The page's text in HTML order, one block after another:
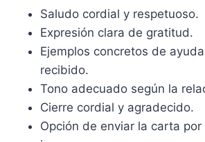
Saludo cordial y respetuoso.
Expresión clara de gratitud.
Ejemplos concretos de
recibido.
Tono adecuado según la
Cierre cordial y agradecido.
Opción de enviar la carta por